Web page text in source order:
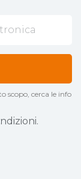
scopo, cerca le info